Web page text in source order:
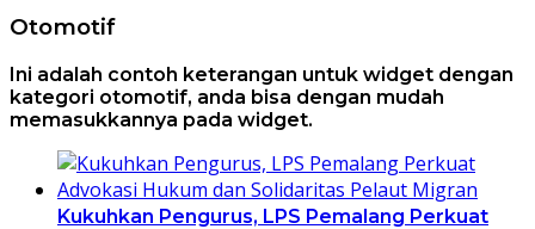
Otomotif
Ini adalah contoh keterangan untuk widget dengan
kategori otomotif, anda bisa dengan mudah
memasukkannya pada widget.
Kukuhkan Pengurus, LPS Pemalang Perkuat